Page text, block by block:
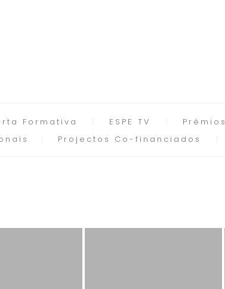
Formativa ESPE TV Prémios
Projectos Co-financiados